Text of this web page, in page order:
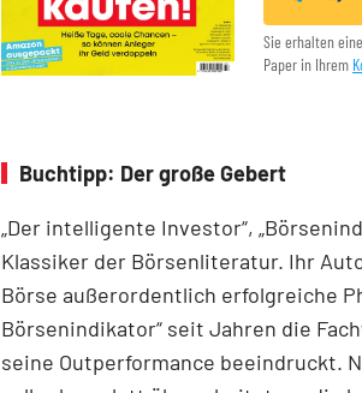
Sie erhalten
Paper in Ihrem
Buchtipp: Der große Gebert
„Der intelligente Investor“,
Klassiker der Börsen­literatur. Ihr
Börse außerordentlich erfolgreiche
Börsenindikator“ seit Jahren die
seine Outperformance beeindruckt.